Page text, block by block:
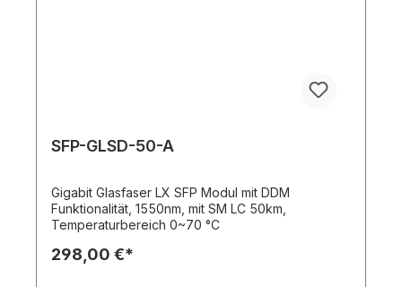
SFP-GLSD-50-A
Gigabit Glasfaser LX SFP Modul mit DDM
Funktionalität, 1550nm, mit SM LC 50km,
Temperaturbereich 0~70 °C
298,00 €*